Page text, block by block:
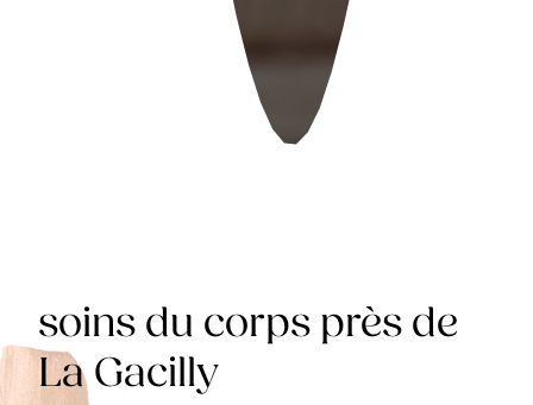
soins du corps près de
La Gacilly